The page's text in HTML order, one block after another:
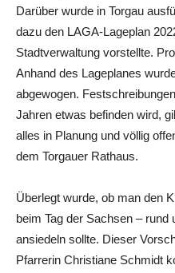
Darüber wurde in Torgau
dazu den LAGA-Lageplan
Stadtverwaltung vorstellte.
Anhand des Lageplanes
abgewogen.
Jahren etwas befinden wird,
alles in Planung und völlig
dem Torgauer Rathaus.
Überlegt wurde, ob man den
beim Tag der Sachsen –
ansiedeln sollte. Dieser
Pfarrerin Christiane Schmidt